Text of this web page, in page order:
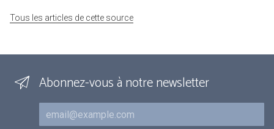
Tous les articles de cette source
Abonnez-vous à notre newsletter
Courriel